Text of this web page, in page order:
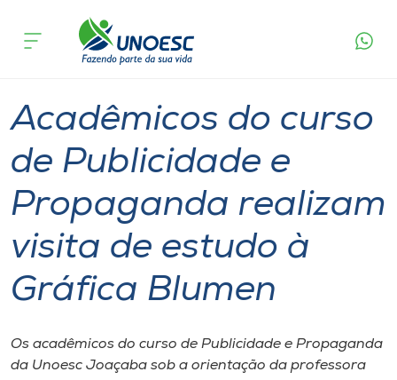
Cursos
Pesquisa
Atendimento ao Estudante
Portal de Ensino
acontece
Blumen
Acadêmicos do curso
de Publicidade e
Propaganda realizam
visita de estudo à
Gráfica Blumen
Os acadêmicos do curso de Publicidade e Propaganda
da Unoesc Joaçaba sob a orientação da professora